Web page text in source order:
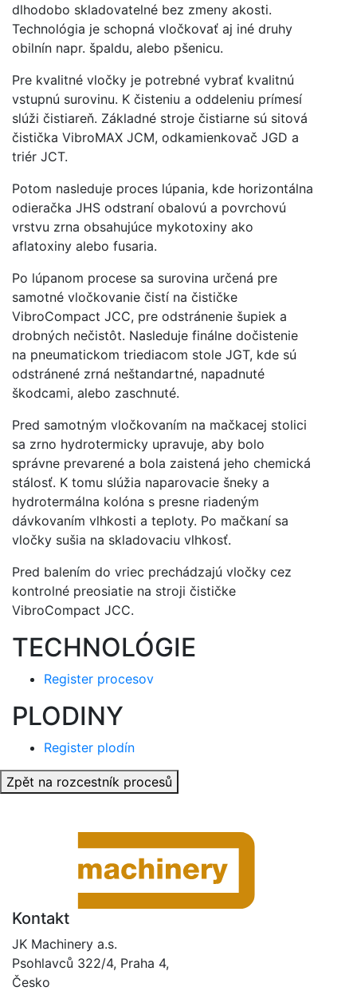
dlhodobo skladovatelné bez zmeny akosti.
Technológia je schopná vločkovať aj iné druhy
obilnín napr. špaldu, alebo pšenicu.
Pre kvalitné vločky je potrebné vybrať kvalitnú
vstupnú surovinu. K čisteniu a oddeleniu prímesí
slúži čistiareň. Základné stroje čistiarne sú sitová
čistička VibroMAX JCM, odkamienkovač JGD a
triér JCT.
Potom nasleduje proces lúpania, kde horizontálna
odieračka JHS odstraní obalovú a povrchovú
vrstvu zrna obsahujúce mykotoxiny ako
aflatoxiny alebo fusaria.
Po lúpanom procese sa surovina určená pre
samotné vločkovanie čistí na čističke
VibroCompact JCC, pre odstránenie šupiek a
drobných nečistôt. Nasleduje finálne dočistenie
na pneumatickom triediacom stole JGT, kde sú
odstránené zrná neštandartné, napadnuté
škodcami, alebo zaschnuté.
Pred samotným vločkovaním na mačkacej stolici
sa zrno hydrotermicky upravuje, aby bolo
správne prevarené a bola zaistená jeho chemická
stálosť. K tomu slúžia naparovacie šneky a
hydrotermálna kolóna s presne riadeným
dávkovaním vlhkosti a teploty. Po mačkaní sa
vločky sušia na skladovaciu vlhkosť.
Pred balením do vriec prechádzajú vločky cez
kontrolné preosiatie na stroji čističke
VibroCompact JCC.
TECHNOLÓGIE
Register procesov
PLODINY
Register plodín
Zpět na rozcestník procesů
Kontakt
JK Machinery a.s.
Psohlavců 322/4, Praha 4,
Česko